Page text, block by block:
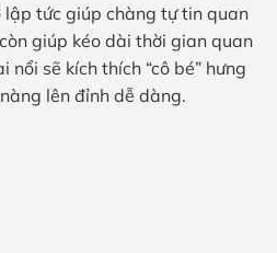
lập tức giúp chàng tự tin quan
giúp kéo dài thời gian quan
nổi sẽ kích thích “cô bé” hưng
lên đỉnh dễ dàng.